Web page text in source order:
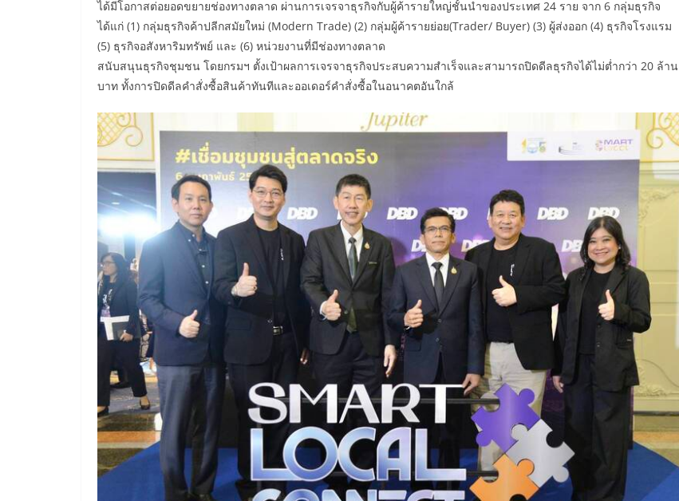
ได้มีโอกาสต่อยอดขยายช่องทางตลาด ผ่านการเจรจาธุรกิจกับผู้ค้ารายใหญ่ชั้นนำของประเทศ 24 ราย จาก 6 กลุ่มธุรกิจ
ได้แก่ (1) กลุ่มธุรกิจค้าปลีกสมัยใหม่ (Modern Trade) (2) กลุ่มผู้ค้ารายย่อย(Trader/ Buyer) (3) ผู้ส่งออก (4) ธุรกิจโรงแรม
(5) ธุรกิจอสังหาริมทรัพย์ และ (6) หน่วยงานที่มีช่องทางตลาด
สนับสนุนธุรกิจชุมชน โดยกรมฯ ตั้งเป้าผลการเจรจาธุรกิจประสบความสำเร็จและสามารถปิดดีลธุรกิจได้ไม่ต่ำกว่า 20 ล้าน
บาท ทั้งการปิดดีลคำสั่งซื้อสินค้าทันทีและออเดอร์คำสั่งซื้อในอนาคตอันใกล้